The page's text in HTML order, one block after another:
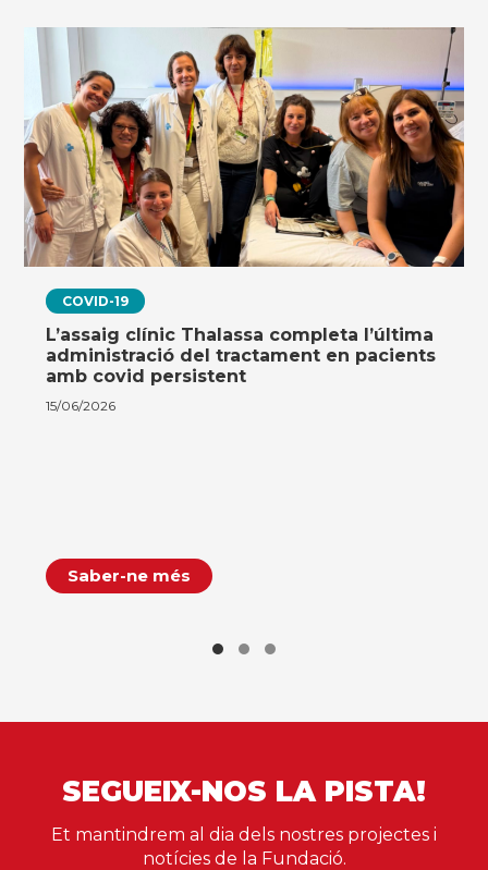
COVID-19
L’assaig clínic Thalassa completa l’última
administració del tractament en pacients
amb covid persistent
15/06/2026
Saber-ne més
SEGUEIX-NOS LA PISTA!
Et mantindrem al dia dels nostres projectes i
notícies de la Fundació.